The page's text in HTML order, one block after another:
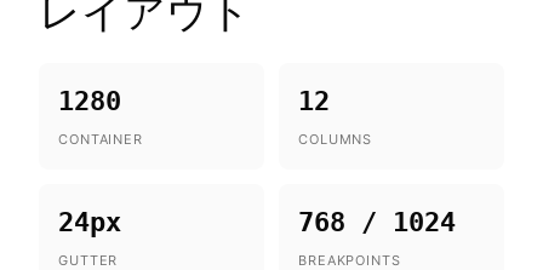
1280
CONTAINER
12
COLUMNS
24px
GUTTER
768 / 1024
BREAKPOINTS